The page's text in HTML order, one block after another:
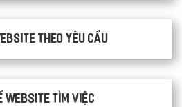
theo yêu cầu
website tìm việc